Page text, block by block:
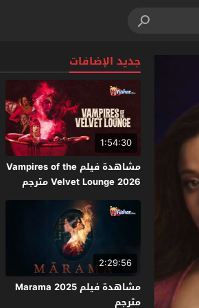
جديد الإضافات
1:54:30
مشاهدة فيلم Vampires of the
Velvet Lounge 2026 مترجم
2:29:56
مشاهدة فيلم Marama 2025
مترجم